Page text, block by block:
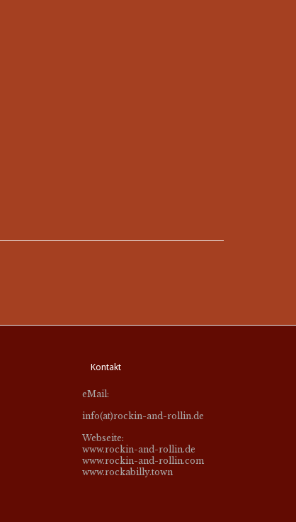
Kontakt
eMail:
info(at)rockin-and-rollin.de
Webseite:
www.rockin-and-rollin.de
www.rockin-and-rollin.com
www.rockabilly.town